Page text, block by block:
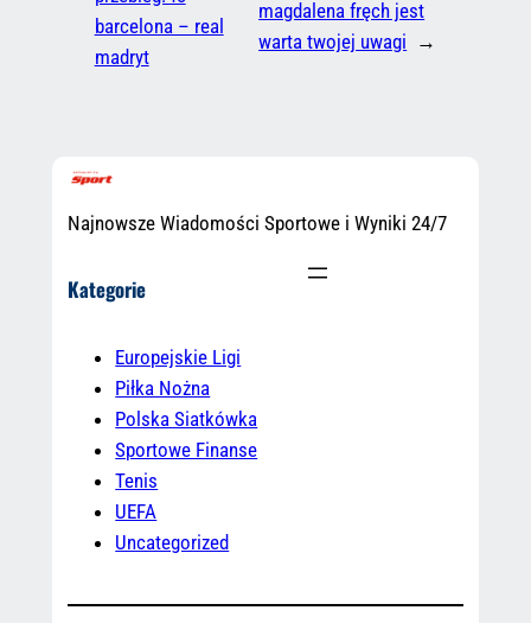
barcelona – real
madryt
magdalena fręch jest
warta twojej uwagi →
Najnowsze Wiadomości Sportowe i Wyniki 24/7
Kategorie
Europejskie Ligi
Piłka Nożna
Polska Siatkówka
Sportowe Finanse
Tenis
UEFA
Uncategorized